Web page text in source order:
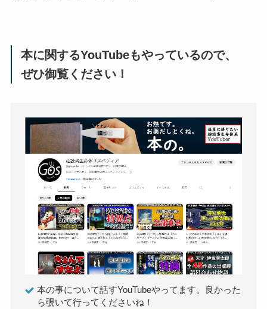
本に関するYouTubeもやっているので、
ぜひ御覧ください！
本の事について話すYouTubeやってます。良かった
ら覗いて行ってくださいね！